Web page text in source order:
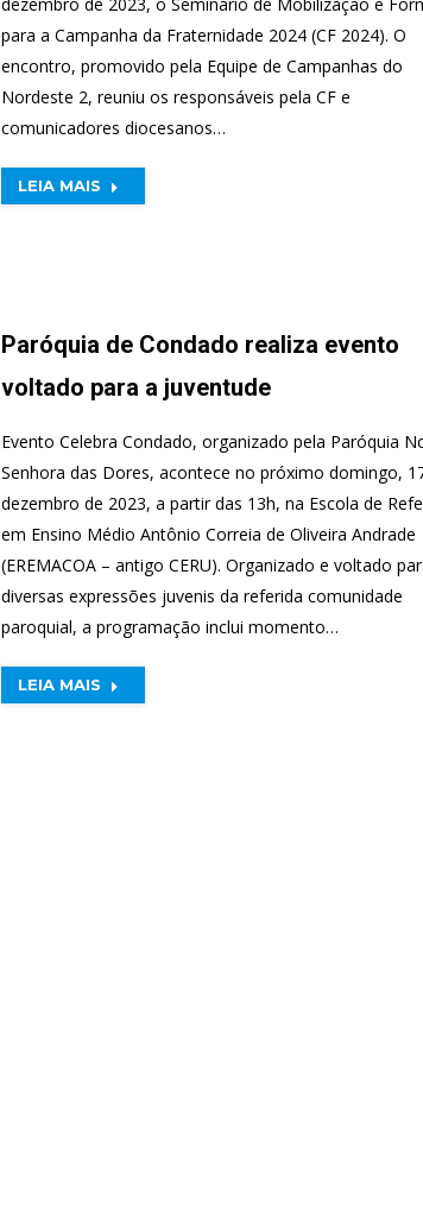
para a Campanha da Fraternidade 2024 (CF 2024). O
encontro, promovido pela Equipe de Campanhas do
Nordeste 2, reuniu os responsáveis pela CF e
comunicadores diocesanos…
LEIA MAIS
Paróquia de Condado realiza evento
voltado para a juventude
Evento Celebra Condado, organizado pela Paróquia
Senhora das Dores, acontece no próximo domingo,
dezembro de 2023, a partir das 13h, na Escola de
em Ensino Médio Antônio Correia de Oliveira Andrade
(EREMACOA – antigo CERU). Organizado e voltado
diversas expressões juvenis da referida comunidade
paroquial, a programação inclui momento…
LEIA MAIS